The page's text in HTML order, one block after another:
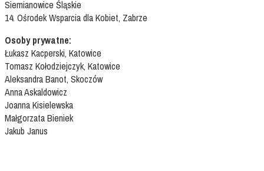
Siemianowice Śląskie
14. Ośrodek Wsparcia dla Kobiet, Zabrze
Osoby prywatne:
Łukasz Kacperski, Katowice
Tomasz Kołodziejczyk, Katowice
Aleksandra Banot, Skoczów
Anna Askaldowicz
Joanna Kisielewska
Małgorzata Bieniek
Jakub Janus